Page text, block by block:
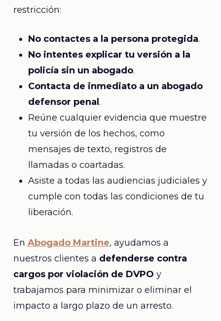
restricción:
No contactes a la persona protegida.
No intentes explicar tu versión a la
policía sin un abogado.
Contacta de inmediato a un abogado
defensor penal .
Reúne cualquier evidencia que muestre
tu versión de los hechos, como
mensajes de texto, registros de
llamadas o coartadas.
Asiste a todas las audiencias judiciales y
cumple con todas las condiciones de tu
liberación.
En Abogado Martine, ayudamos a
nuestros clientes a defenderse contra
cargos por violación de DVPO y
trabajamos para minimizar o eliminar el
impacto a largo plazo de un arresto.